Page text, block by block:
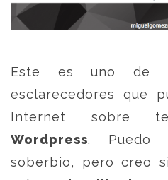
Este es uno de
esclarecedores que
Internet sobre
Wordpress. Puedo
soberbio, pero creo